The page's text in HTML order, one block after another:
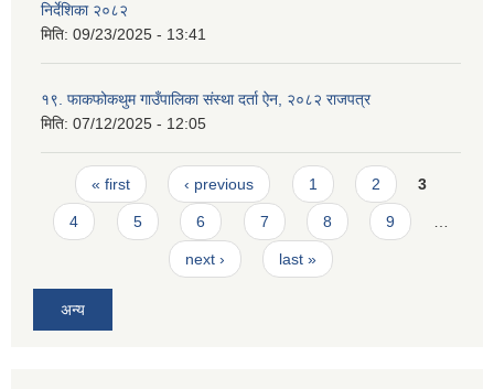
निर्देशिका २०८२
मिति: 09/23/2025 - 13:41
१९. फाकफोकथुम गाउँपालिका संस्था दर्ता ऐन, २०८२ राजपत्र
मिति: 07/12/2025 - 12:05
Pages
« first ‹ previous 1 2 3
4 5 6 7 8 9
next › last »
अन्य